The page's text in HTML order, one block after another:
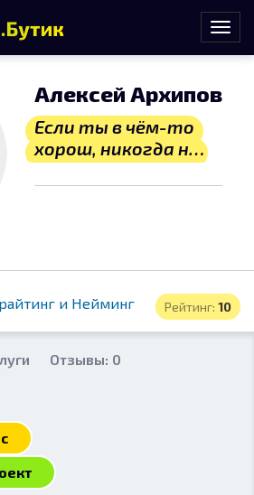
Алексей Архипов
Если ты в чём-то
хорош, никогда не
делай это
бесплатно
Рейтинг: 10
и Нейминг
Отзывы: 0